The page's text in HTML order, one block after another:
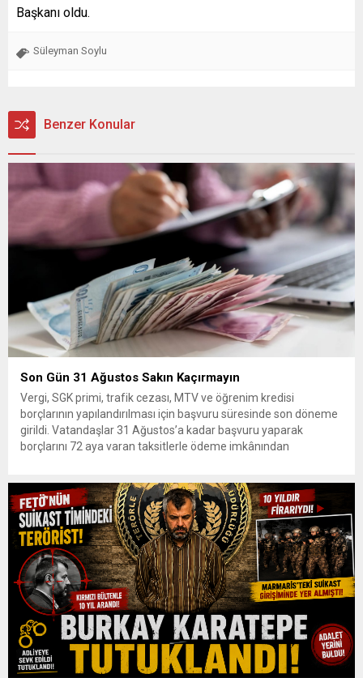
Başkanı oldu.
Süleyman Soylu
Benzer Konular
Son Gün 31 Ağustos Sakın Kaçırmayın
Vergi, SGK primi, trafik cezası, MTV ve öğrenim kredisi
borçlarının yapılandırılması için başvuru süresinde son döneme
girildi. Vatandaşlar 31 Ağustos’a kadar başvuru yaparak
borçlarını 72 aya varan taksitlerle ödeme imkânından
başvurular 31 Ağustos tarihinde sona eriyor. Hak sahiplerine 72
aya varan...